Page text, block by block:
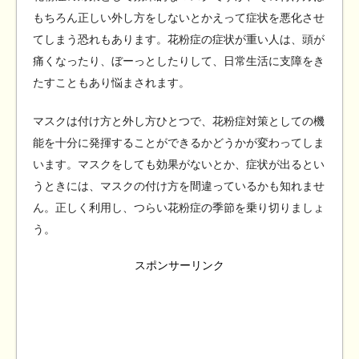
もちろん正しい外し方をしないとかえって症状を悪化させ
てしまう恐れもあります。花粉症の症状が重い人は、頭が
痛くなったり、ぼーっとしたりして、日常生活に支障をき
たすこともあり悩まされます。
マスクは付け方と外し方ひとつで、花粉症対策としての機
能を十分に発揮することができるかどうかが変わってしま
います。マスクをしても効果がないとか、症状が出るとい
うときには、マスクの付け方を間違っているかも知れませ
ん。正しく利用し、つらい花粉症の季節を乗り切りましょ
う。
スポンサーリンク